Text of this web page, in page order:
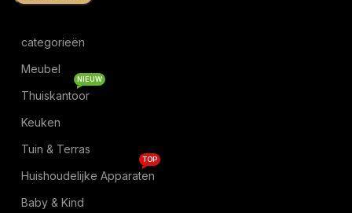
categorieën
Meubel
Thuiskantoor
NIEUW
Keuken
Tuin & Terras
Huishoudelijke Apparaten
TOP
Baby & Kind